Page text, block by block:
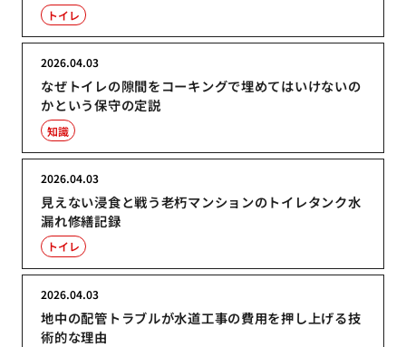
トイレ
なぜトイレの隙間をコーキングで埋めてはいけないの
かという保守の定説
2026.04.03
知識
見えない浸食と戦う老朽マンションのトイレタンク水
漏れ修繕記録
2026.04.03
トイレ
地中の配管トラブルが水道工事の費用を押し上げる技
術的な理由
2026.04.03